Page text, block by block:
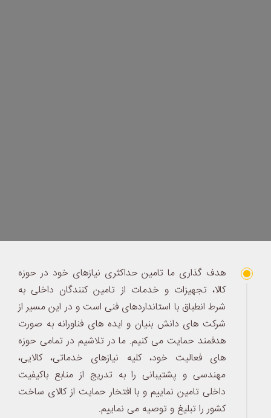
هدف گذاری ما تامین حداکثری نیازهای خود در حوزه
کالا، تجهیزات و خدمات از تامین کنندگان داخلی به
شرط انطباق با استانداردهای فنی است و در این مسیر از
شرکت های دانش بنیان و ایده های فناورانه به صورت
هدفمند حمایت می کنیم. ما در تلاشیم در تمامی حوزه
های فعالیت خود، کلیه نیازهای خدماتی، کالایی،
مهندسی و پشتیبانی را به تدریج از منابع باکیفیت
داخلی تامین نماییم و با افتخار حمایت از کالای ساخت
کشور را تبلیغ و توصیه می نماییم.